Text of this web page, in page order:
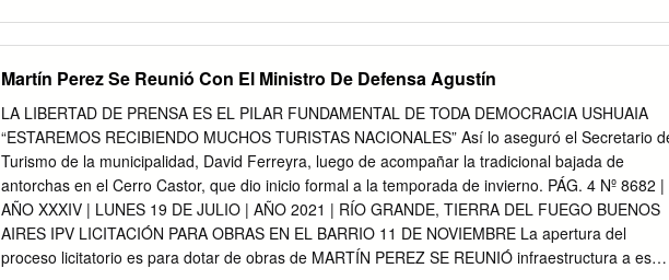
después de todo he comprobado que no se goza bien de lo gozado sino después de haberlo
padecido. Porque después de todo he comprendido que lo que el árbol tiene de florido vive de
que tiene sepultado. Fco. Luis Bernárdez -Soneto. Directora Colaboran en este número Isabel
Cassetti Dr. Sebastián Antúnez Dr. Edgardo Bottaro Coordinadora Médica staff Mara Huberman
Dra. Paula Rodríguez Iantoro Dra. Fernanda Rombini Fundación Helios Salud Coordinación
General Lic. Marcela Stambullian Luis María Campos 1385 2º piso Bs. As. / Sebastián Acevedo
Sojo Dr. Fernando Vesperoni tel. 4363-7400 int 7477 Comercial Edición Periodística
info@fundacionhelios.org.arSebastián Acevedo Sojo Tamara Herraiz
Martín Perez Se Reunió Con El Ministro De Defensa Agustín
LA LIBERTAD DE PRENSA ES EL PILAR FUNDAMENTAL DE TODA DEMOCRACIA USHUAIA
“ESTAREMOS RECIBIENDO MUCHOS TURISTAS NACIONALES” Así lo aseguró el Secretario
Turismo de la municipalidad, David Ferreyra, luego de acompañar la tradicional bajada de
antorchas en el Cerro Castor, que dio inicio formal a la temporada de invierno. PÁG. 4 Nº 8682 |
AÑO XXXIV | LUNES 19 DE JULIO | AÑO 2021 | RÍO GRANDE, TIERRA DEL FUEGO BUENOS
AIRES IPV LICITACIÓN PARA OBRAS EN EL BARRIO 11 DE NOVIEMBRE La apertura del
proceso licitatorio es para dotar de obras de MARTÍN PEREZ SE REUNIÓ infraestructura a ese